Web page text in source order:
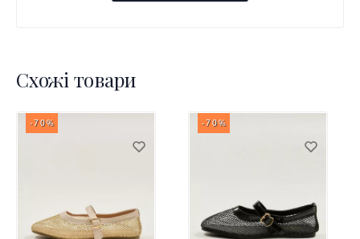
Схожі товари
-70% -70%